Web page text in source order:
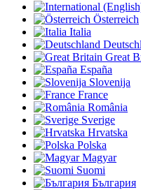
Österreich
Italia
Great
España
Slovenija
France
România
Sverige
Hrvatska
Polska
Magyar
Suomi
България